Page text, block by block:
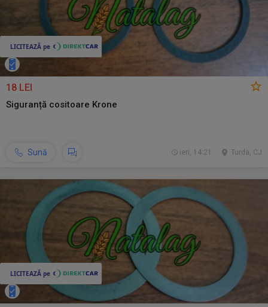
18 LEI
Siguranță cositoare Krone
Sună Turda, CJ
ieri, 14:21